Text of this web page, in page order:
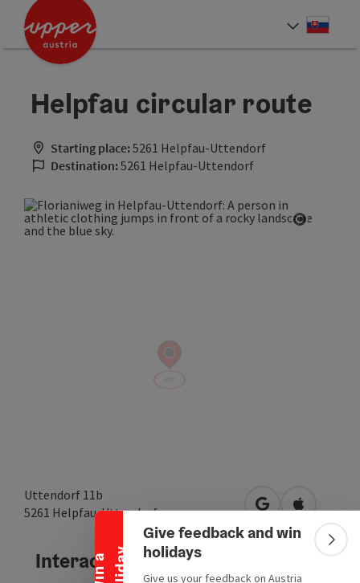
Accesskey
Accesskey
W
i
n
a
h
o
l
i
d
aCollapse banner
Give feedback and win
holidays
Give us your feedback on Austria
Helpfau circular route
Starting place:5261 Helpfau-Uttendorf
Destination:5261 Helpfau-Uttendorf
Uttendorf 11b
5261 Helpfau-Uttendorf open in Google
Open in
Interactive elevation profile